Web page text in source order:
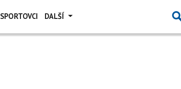
SPORTOVCI DALŠÍ